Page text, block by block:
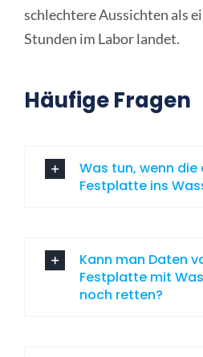
schlechtere Aussichten als
Stunden im Labor landet.
Häufige Fragen
Was tun, wenn die
Festplatte ins
Kann man Daten
Festplatte mit
noch retten?